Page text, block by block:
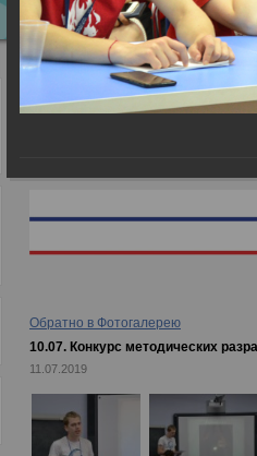
Фотогалерея→10.07.
Обратно в Фотогалерею
10.07. Конкурс методических
11.07.2019